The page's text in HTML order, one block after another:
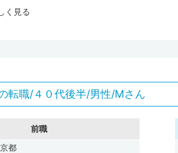
く見る
転職/４０代後半/男性/Mさん
前職
都